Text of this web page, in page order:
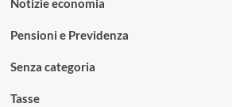
Notizie economia
Pensioni e Previdenza
Senza categoria
Tasse